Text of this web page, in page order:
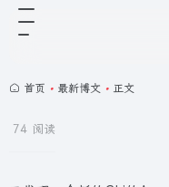
首页 • 最新博文 • 正文
74 阅读